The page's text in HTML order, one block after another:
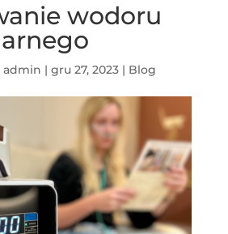
wodoru
admin | gru 27, 2023| Blog